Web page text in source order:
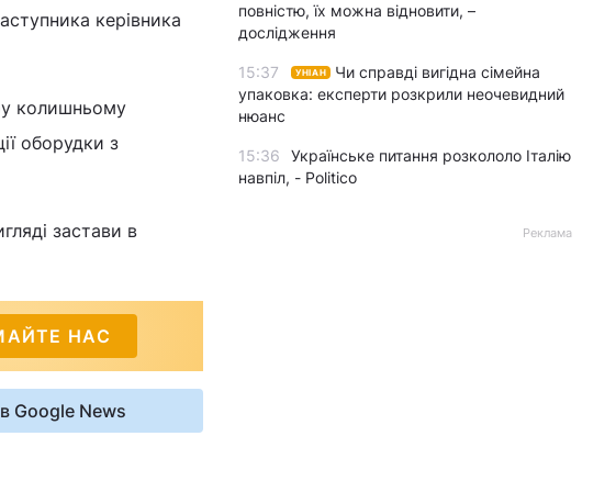
керівника
колишньому
оборудки з
застави в
НАС
Google News
повністю, їх можна відновити, –
дослідження
15:37 УНІАН
Чи справді вигідна сімейна
упаковка: експерти розкрили неочевидний
нюанс
15:36
Українське питання розкололо Італію
навпіл, - Politico
Реклама